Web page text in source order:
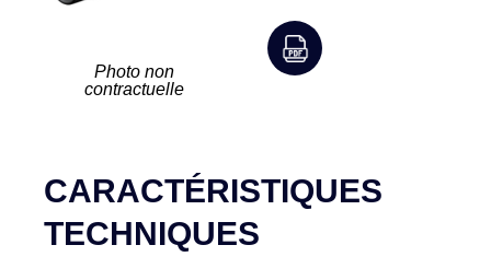
Photo non
contractuelle
CARACTÉRISTIQUES
TECHNIQUES